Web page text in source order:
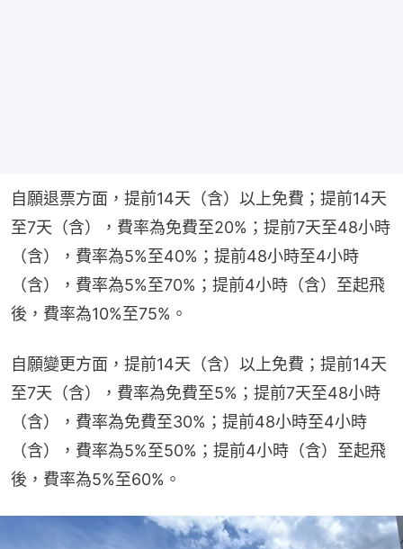
自願退票方面，提前14天（含）以上免費；提前14天
至7天（含），費率為免費至20%；提前7天至48小時
（含），費率為5%至40%；提前48小時至4小時
（含），費率為5%至70%；提前4小時（含）至起飛
後，費率為10%至75%。
自願變更方面，提前14天（含）以上免費；提前14天
至7天（含），費率為免費至5%；提前7天至48小時
（含），費率為免費至30%；提前48小時至4小時
（含），費率為5%至50%；提前4小時（含）至起飛
後，費率為5%至60%。